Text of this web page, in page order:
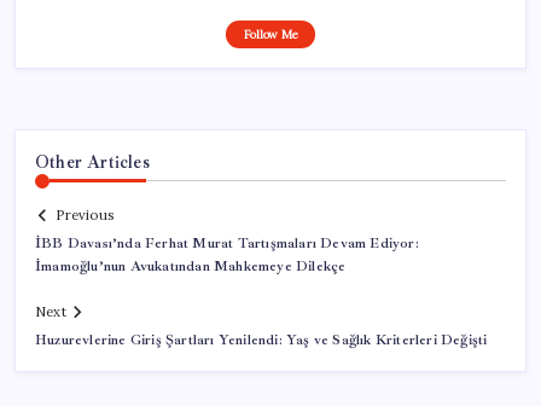
Follow Me
Other Articles
Previous
İBB Davası’nda Ferhat Murat Tartışmaları Devam Ediyor:
İmamoğlu’nun Avukatından Mahkemeye Dilekçe
Next
Huzurevlerine Giriş Şartları Yenilendi: Yaş ve Sağlık Kriterleri Değişti